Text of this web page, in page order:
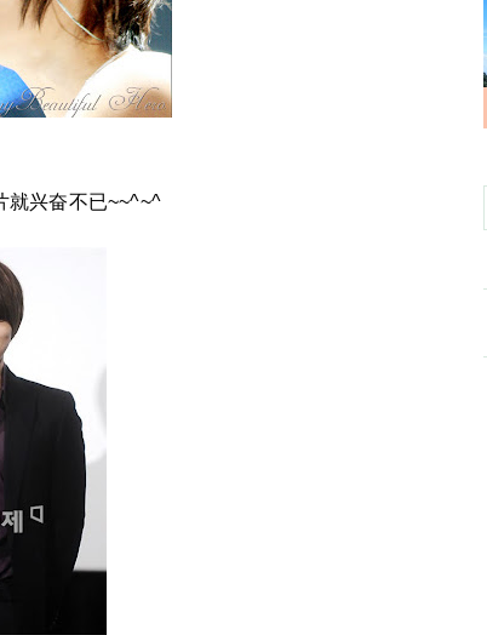
就兴奋不已~~^~^